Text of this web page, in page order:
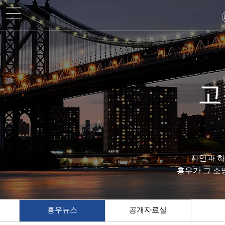
자연과
흥우가 그 소
흥우뉴스 공개자료실